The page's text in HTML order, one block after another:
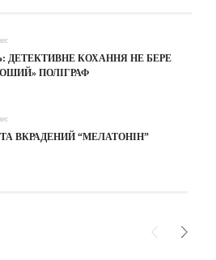
ДЕТЕКТИВНЕ КОХАННЯ НЕ БЕРЕ
ПОЛІГРАФ
ТА ВКРАДЕНИЙ “МЕЛАТОНІН”